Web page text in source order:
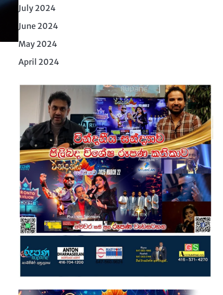
July 2024
June 2024
May 2024
April 2024